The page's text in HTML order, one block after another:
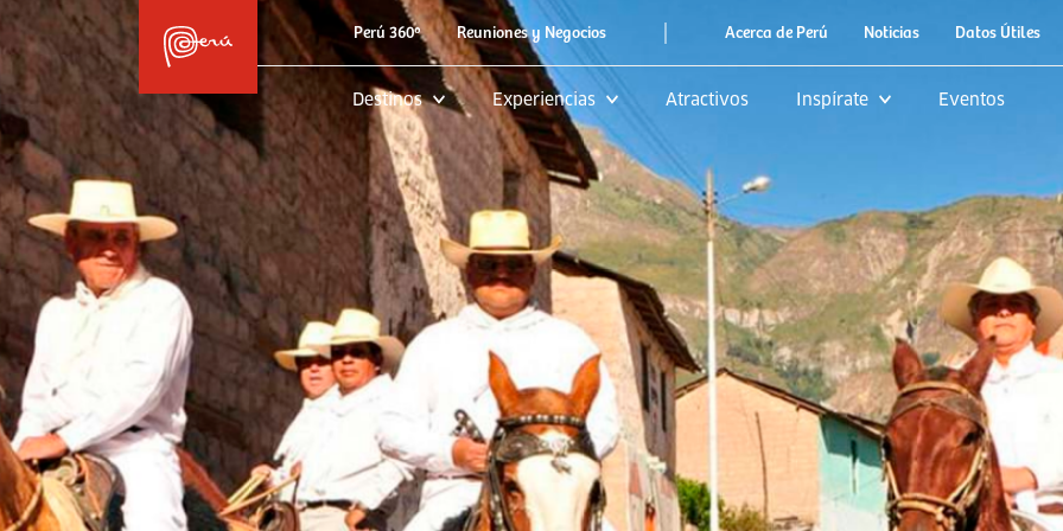
Perú 360º Reuniones y Negocios | Acerca de Perú Noticias Datos Útiles
Destinos Experiencias Atractivos Inspírate Eventos